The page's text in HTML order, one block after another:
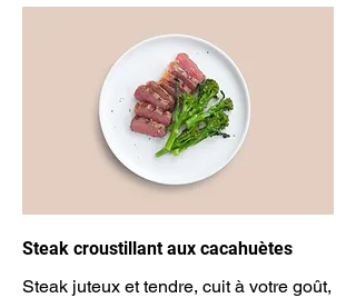
Steak croustillant aux cacahuètes
Steak juteux et tendre, cuit à votre goût,